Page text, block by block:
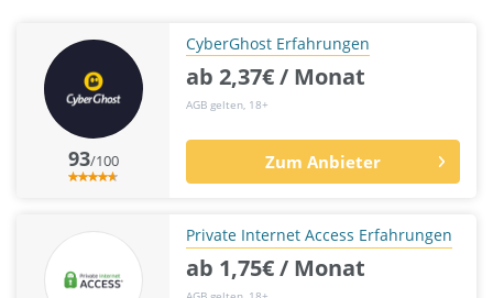
93/100
CyberGhost Erfahrungen
ab 2,37€ / Monat
AGB gelten, 18+
Zum Anbieter
Private Internet Access Erfahrungen
ab 1,75€ / Monat